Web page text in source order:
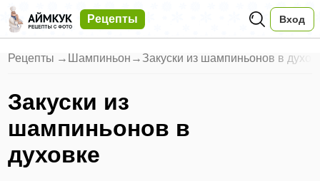
Рецепты Вход
Рецепты → Шампиньон → Закуски из шампиньонов в
Закуски из
шампиньонов в
духовке